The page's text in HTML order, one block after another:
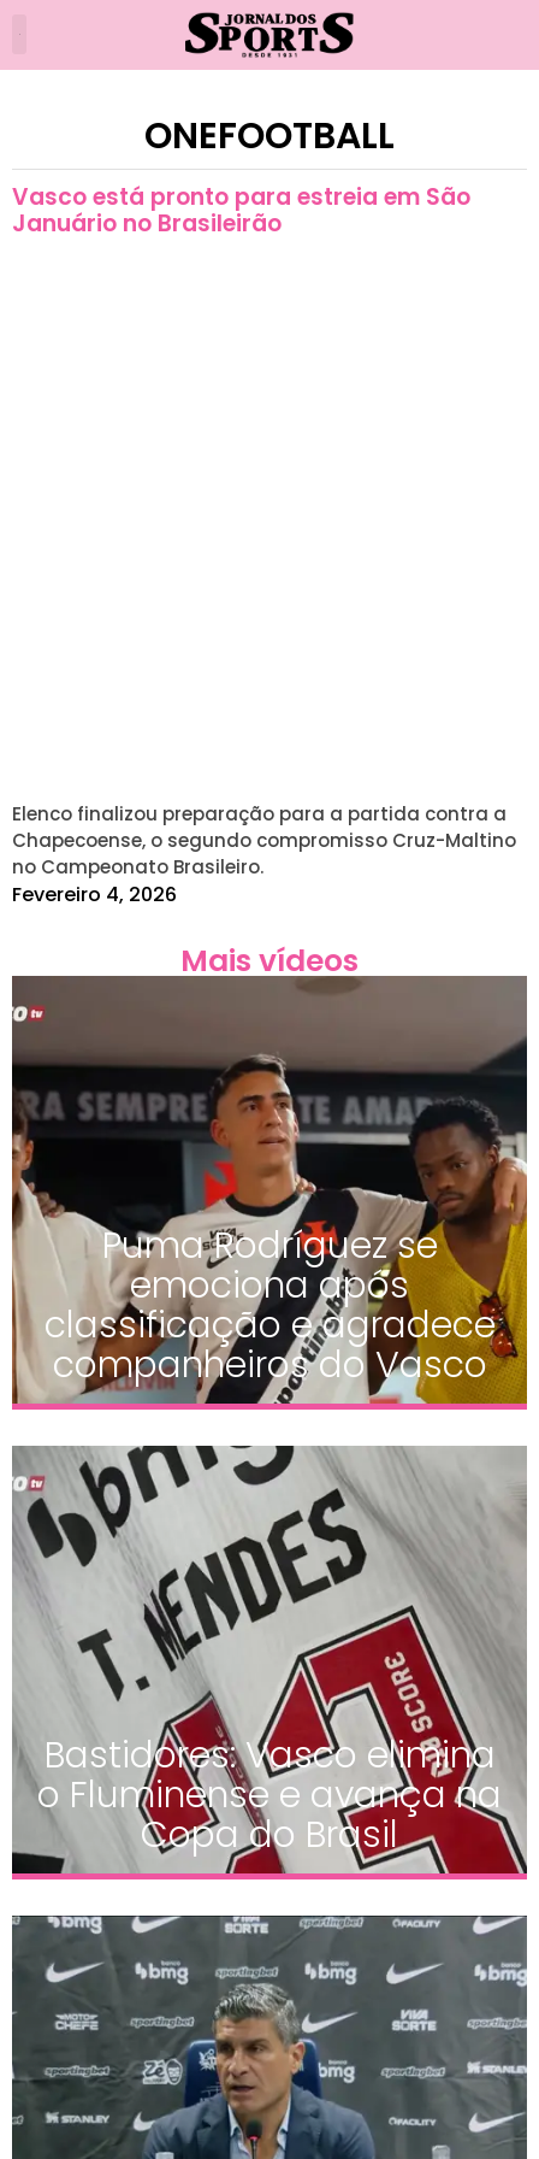
ONEFOOTBALL
Vasco está pronto para estreia em São
Januário no Brasileirão
Elenco finalizou preparação para a partida contra a
Chapecoense, o segundo compromisso Cruz-Maltino
no Campeonato Brasileiro.
Fevereiro 4, 2026
Mais vídeos
Puma Rodríguez se
emociona após
classificação e agradece
companheiros do Vasco
Bastidores: Vasco elimina
o Fluminense e avança na
Copa do Brasil